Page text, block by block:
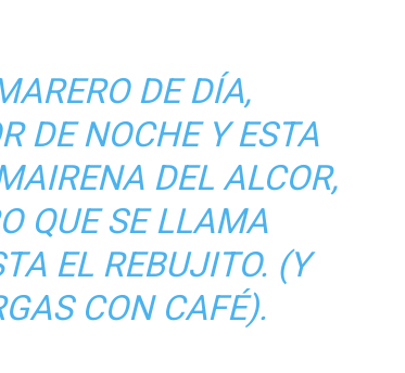
DE DÍA,
DE NOCHE Y ESTA
DEL ALCOR,
QUE SE LLAMA
EL REBUJITO. (Y
CON CAFÉ).